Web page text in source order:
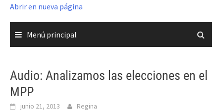
Abrir en nueva página
Menú principal
Audio: Analizamos las elecciones en el
MPP
junio 21, 2013 Regina